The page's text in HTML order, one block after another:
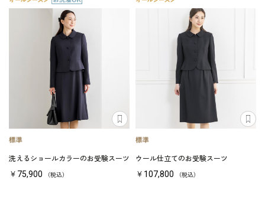
洗えるショールカラーのお受験スーツ
￥75,900 （税込）
ウール仕立てのお受験スーツ
￥107,800 （税込）